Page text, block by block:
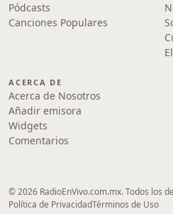
Pódcasts
Canciones Populares
ACERCA DE
Acerca de Nosotros
Añadir emisora
Widgets
Comentarios
© 2026 RadioEnVivo.com.mx. Todos los
Política de PrivacidadTérminos de Uso